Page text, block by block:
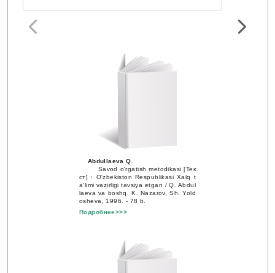
Abdullaeva Q.
Savod o'rgatish metodikasi [Тек
ст] : O'zbekiston Respublikasi Xalq t
a'limi vazirligi tavsiya etgan / Q. Abdul
laeva va boshq, K. Nazarov, Sh. Yold
osheva, 1996. - 78 b.
Подробнее>>>